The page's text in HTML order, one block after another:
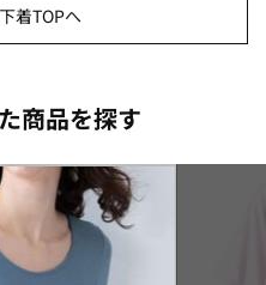
着TOPへ
商品を探す